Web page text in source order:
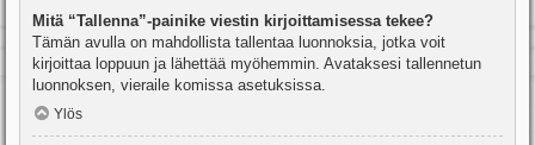
Mitä “Tallenna”-painike viestin kirjoittamisessa tekee?
Tämän avulla on mahdollista tallentaa luonnoksia, jotka voit
kirjoittaa loppuun ja lähettää myöhemmin. Avataksesi tallennetun
luonnoksen, vieraile komissa asetuksissa.
Ylös